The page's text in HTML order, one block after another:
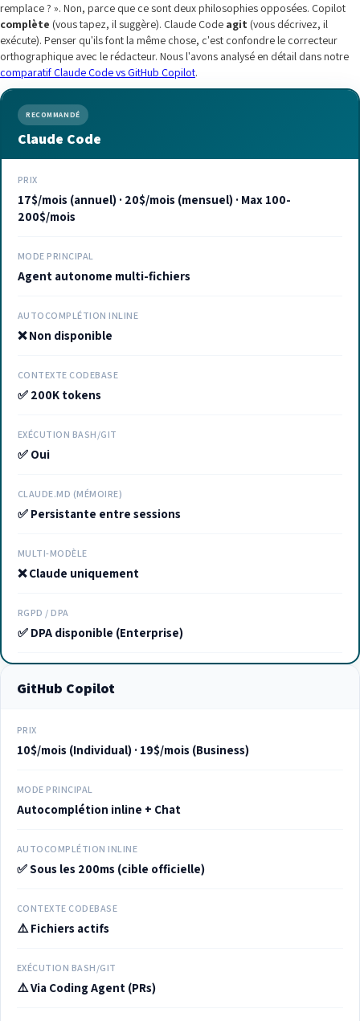
remplace ? ». Non, parce que ce sont deux philosophies opposées. Copilot
complète (vous tapez, il suggère). Claude Code agit (vous décrivez, il
exécute). Penser qu'ils font la même chose, c'est confondre le correcteur
orthographique avec le rédacteur. Nous l'avons analysé en détail dans notre
comparatif Claude Code vs GitHub Copilot.
RECOMMANDÉ
Claude Code
PRIX
17$/mois (annuel) · 20$/mois (mensuel) · Max 100-
200$/mois
MODE PRINCIPAL
Agent autonome multi-fichiers
AUTOCOMPLÉTION INLINE
❌ Non disponible
CONTEXTE CODEBASE
✅ 200K tokens
EXÉCUTION BASH/GIT
✅ Oui
CLAUDE.MD (MÉMOIRE)
✅ Persistante entre sessions
MULTI-MODÈLE
❌ Claude uniquement
RGPD / DPA
✅ DPA disponible (Enterprise)
GitHub Copilot
PRIX
10$/mois (Individual) · 19$/mois (Business)
MODE PRINCIPAL
Autocomplétion inline + Chat
AUTOCOMPLÉTION INLINE
✅ Sous les 200ms (cible officielle)
CONTEXTE CODEBASE
⚠️ Fichiers actifs
EXÉCUTION BASH/GIT
⚠️ Via Coding Agent (PRs)